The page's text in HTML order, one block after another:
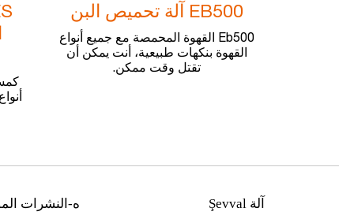
EB500 آلة تحميص البن
Eb500 القهوة المحمصة مع جميع أنواع
القهوة بنكهات طبيعية، أنت يمكن أن
تقتل وقت ممكن.
ه-النشرات آلة Şevval